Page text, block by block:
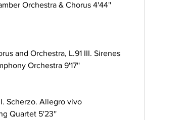
Orchestra & Chorus 4'44''
and Orchestra, L.91 III. Sirenes
Orchestra 9'17''
Scherzo. Allegro vivo
Quartet 5'23''